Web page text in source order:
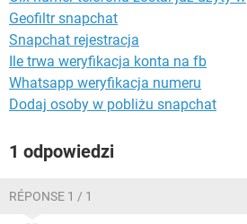
Geofiltr snapchat
Snapchat rejestracja
Ile trwa weryfikacja konta na fb
Whatsapp weryfikacja numeru
Dodaj osoby w pobliżu snapchat
1 odpowiedzi
RÉPONSE 1 / 1